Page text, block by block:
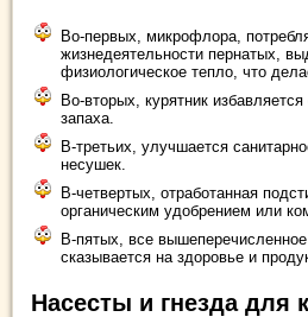
Во-первых, микрофлора,
жизнедеятельности пернатых,
физиологическое тепло, что
Во-вторых, курятник избавляется
запаха.
В-третьих, улучшается
несушек.
В-четвертых, отработанная
органическим удобрением или
В-пятых, все вышеперечисленное
сказывается на здоровье и
Насесты и гнезда для